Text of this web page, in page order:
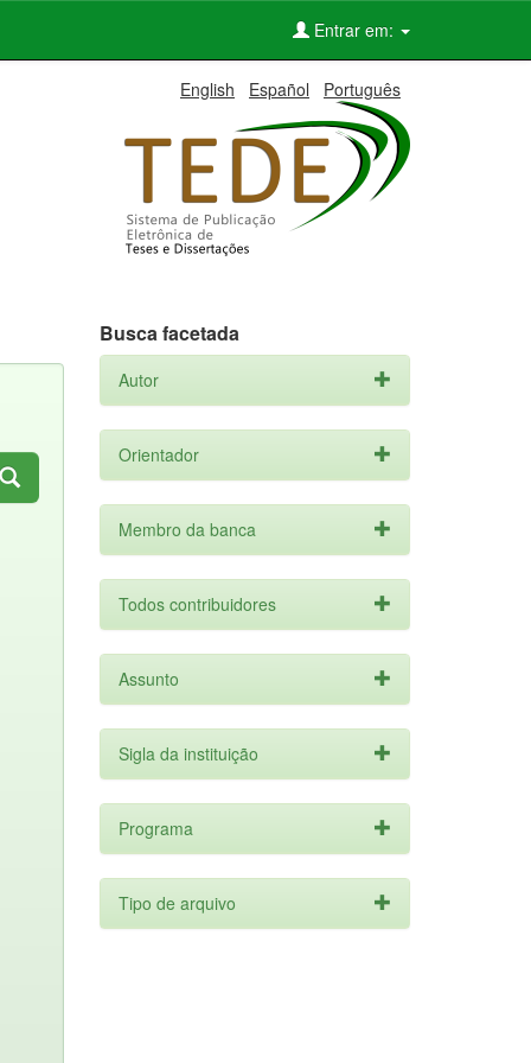
Entrar em:
English Español Português
Busca facetada
Autor
Orientador
Membro da banca
Todos contribuidores
Assunto
Sigla da instituição
Programa
Tipo de arquivo